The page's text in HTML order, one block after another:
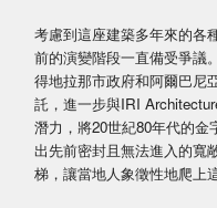
考慮到這座建築多年來的各
前的演變階段一直備受爭議
得地拉那市政府和阿爾巴尼
託，進一步與IRI
潛力，將20世紀80年代的
出先前密封且無法進入的寬
梯，讓當地人象徵性地爬上